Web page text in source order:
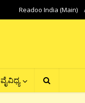
Readoo India (Main)
ವೈವಿಧ್ಯ